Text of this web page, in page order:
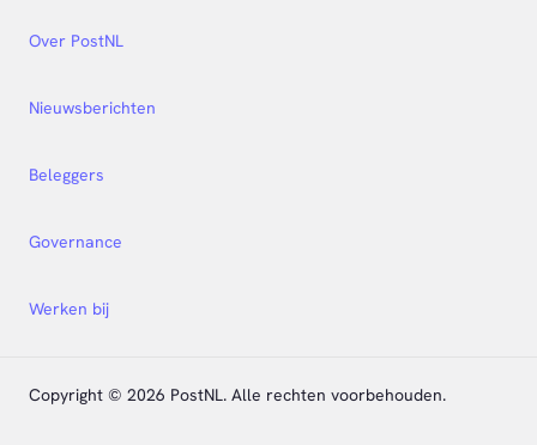
Nieuwsberichten
Over PostNL
Beleggers
Governance
Werken bij
Copyright © 2026 PostNL. Alle rechten voorbehouden.